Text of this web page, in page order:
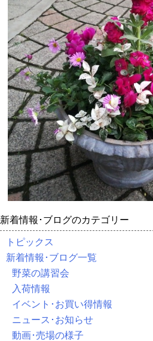
新着情報･ブログのカテゴリー
トピックス
新着情報･ブログ一覧
野菜の講習会
入荷情報
イベント･お買い得情報
ニュース･お知らせ
動画･売場の様子